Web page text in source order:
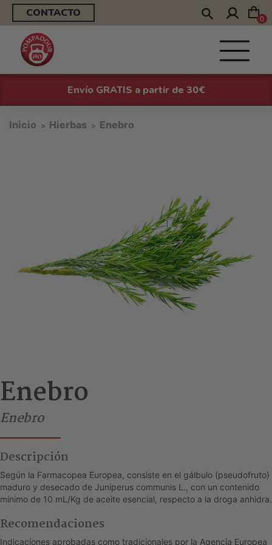
CONTACTO 0
Envío GRATIS a partir de 30€
Inicio Hierbas Enebro
Enebro
Enebro
Descripción
Según la Farmacopea Europea, consiste en el gálbulo (pseudofruto)
maduro y desecado de Juniperus communis L., con un contenido
mínimo de 10 mL/Kg de aceite esencial, respecto a la droga anhidra.
Recomendaciones
Indicaciones aprobadas como tradicionales por la Agencia Europea